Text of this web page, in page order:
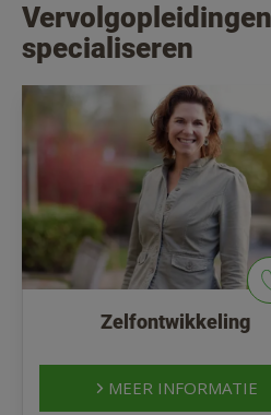
specialiseren
Zelfontwikkeling
MEER INFORMATIE